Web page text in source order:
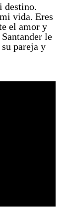
destino.
vida. Eres
el amor y
le
pareja y